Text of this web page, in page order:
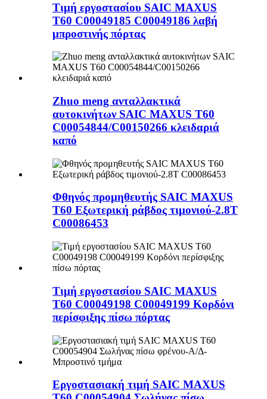
Τιμή εργοστασίου SAIC MAXUS
T60 C00049185 C00049186 λαβή
μπροστινής πόρτας
Zhuo meng ανταλλακτικά
αυτοκινήτων SAIC MAXUS T60
C00054844/C00150266 κλειδαριά
καπό
Φθηνός προμηθευτής SAIC MAXUS
T60 Εξωτερική ράβδος τιμονιού-2.8T
C00086453
Τιμή εργοστασίου SAIC MAXUS
T60 C00049198 C00049199 Κορδόνι
περίσφιξης πίσω πόρτας
Εργοστασιακή τιμή SAIC MAXUS